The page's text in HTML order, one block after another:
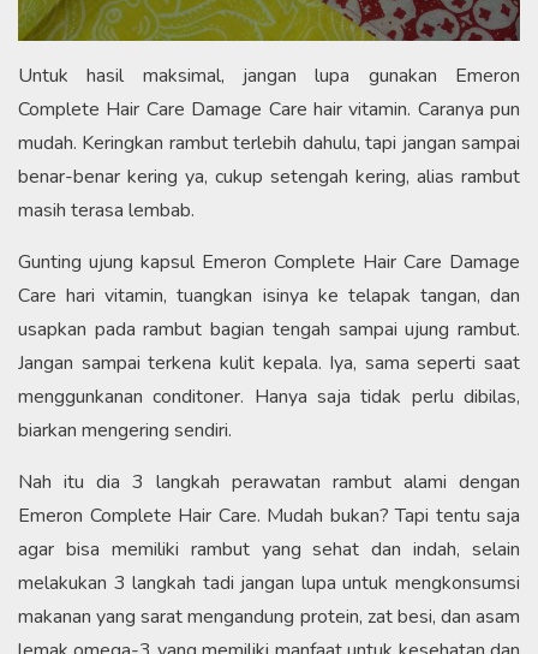
Untuk hasil maksimal, jangan lupa gunakan Emeron
Complete Hair Care Damage Care hair vitamin. Caranya pun
mudah. Keringkan rambut terlebih dahulu, tapi jangan sampai
benar-benar kering ya, cukup setengah kering, alias rambut
masih terasa lembab.
Gunting ujung kapsul Emeron Complete Hair Care Damage
Care hari vitamin, tuangkan isinya ke telapak tangan, dan
usapkan pada rambut bagian tengah sampai ujung rambut.
Jangan sampai terkena kulit kepala. Iya, sama seperti saat
menggunkanan conditoner. Hanya saja tidak perlu dibilas,
biarkan mengering sendiri.
Nah itu dia 3 langkah perawatan rambut alami dengan
Emeron Complete Hair Care. Mudah bukan? Tapi tentu saja
agar bisa memiliki rambut yang sehat dan indah, selain
melakukan 3 langkah tadi jangan lupa untuk mengkonsumsi
makanan yang sarat mengandung protein, zat besi, dan asam